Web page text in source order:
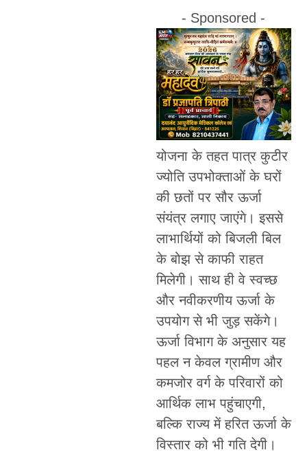
- Sponsored -
योजना के तहत पात्र कुटीर
ज्योति उपभोक्ताओं के घरों
की छतों पर सौर ऊर्जा
संयंत्र लगाए जाएंगे। इससे
लाभार्थियों को बिजली बिल
के बोझ से काफी राहत
मिलेगी। साथ ही वे स्वच्छ
और नवीकरणीय ऊर्जा के
उपयोग से भी जुड़ सकेंगे।
ऊर्जा विभाग के अनुसार यह
पहल न केवल ग्रामीण और
कमजोर वर्ग के परिवारों को
आर्थिक लाभ पहुंचाएगी,
बल्कि राज्य में हरित ऊर्जा के
विस्तार को भी गति देगी।